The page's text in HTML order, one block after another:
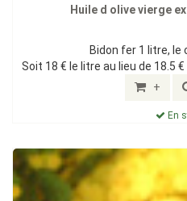
Huile d olive vierge
Bidon fer 1 litre,
Soit 18 € le litre au lieu de 18.5
+
En